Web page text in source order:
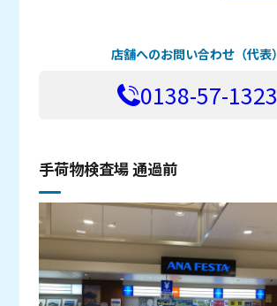
店舗へのお問い合わせ（代表）
0138-57-1323
手荷物検査場 通過前